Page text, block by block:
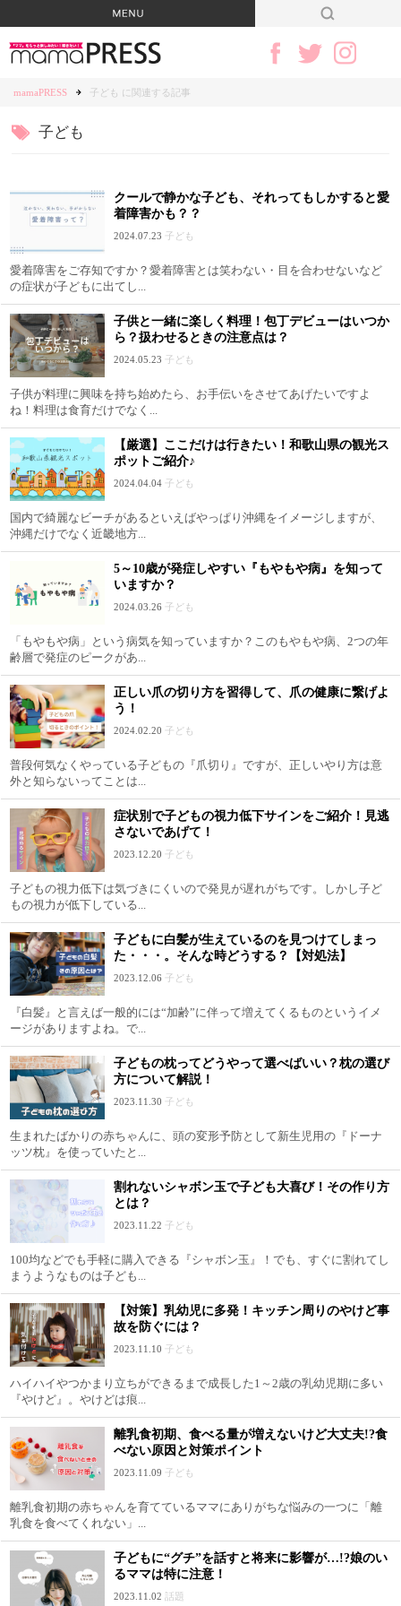
mamaPRESS 子ども に関連する記事
子ども
クールで静かな子ども、それってもしかすると愛
着障害かも？？
2024.07.23 子ども
愛着障害をご存知ですか？愛着障害とは笑わない・目を合わせないなど
の症状が子どもに出てし...
子供と一緒に楽しく料理！包丁デビューはいつか
ら？扱わせるときの注意点は？
2024.05.23 子ども
子供が料理に興味を持ち始めたら、お手伝いをさせてあげたいですよ
ね！料理は食育だけでなく...
【厳選】ここだけは行きたい！和歌山県の観光ス
ポットご紹介♪
2024.04.04 子ども
国内で綺麗なビーチがあるといえばやっぱり沖縄をイメージしますが、
沖縄だけでなく近畿地方...
5～10歳が発症しやすい『もやもや病』を知って
いますか？
2024.03.26 子ども
「もやもや病」という病気を知っていますか？このもやもや病、2つの年
齢層で発症のピークがあ...
正しい爪の切り方を習得して、爪の健康に繋げよ
う！
2024.02.20 子ども
普段何気なくやっている子どもの『爪切り』ですが、正しいやり方は意
外と知らないってことは...
症状別で子どもの視力低下サインをご紹介！見逃
さないであげて！
2023.12.20 子ども
子どもの視力低下は気づきにくいので発見が遅れがちです。しかし子ど
もの視力が低下している...
子どもに白髪が生えているのを見つけてしまっ
た・・・。そんな時どうする？【対処法】
2023.12.06 子ども
『白髪』と言えば一般的には“加齢”に伴って増えてくるものというイメ
ージがありますよね。で...
子どもの枕ってどうやって選べばいい？枕の選び
方について解説！
2023.11.30 子ども
生まれたばかりの赤ちゃんに、頭の変形予防として新生児用の『ドーナ
ッツ枕』を使っていたと...
割れないシャボン玉で子ども大喜び！その作り方
とは？
2023.11.22 子ども
100均などでも手軽に購入できる『シャボン玉』！でも、すぐに割れてし
まうようなものは子ども...
【対策】乳幼児に多発！キッチン周りのやけど事
故を防ぐには？
2023.11.10 子ども
ハイハイやつかまり立ちができるまで成長した1～2歳の乳幼児期に多い
『やけど』。やけどは痕...
離乳食初期、食べる量が増えないけど大丈夫!?食
べない原因と対策ポイント
2023.11.09 子ども
離乳食初期の赤ちゃんを育てているママにありがちな悩みの一つに「離
乳食を食べてくれない」...
子どもに“グチ”を話すと将来に影響が…!?娘のい
るママは特に注意！
2023.11.02 話題